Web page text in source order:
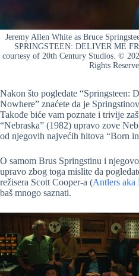
Jeremy Allen White as Bruce
SPRINGSTEEN: DELIVER ME
courtesy of 20th Century Studios. ©
Rights
Nakon što pogledate “Springsteen:
Nowhere” znaćete da je
Takođe biće vam poznate i trivije
“Nebraska” (1982) upravo zove
od njegovih najvećih hitova “Born
O samom Brus Springstinu i
upravo zbog toga mislite da
režisera Scott Cooper-a (Antlers aka
baš mnogo saznati.